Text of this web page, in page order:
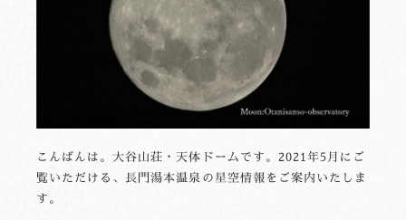
こんばんは。大谷山荘・天体ドームです。2021年5月にご
覧いただける、長門湯本温泉の星空情報をご案内いたしま
す。